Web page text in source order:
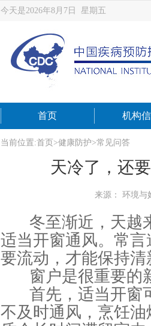
今天是2026年8月7日 星期五
首页 机构
当前位置:首页 >健康防护>常见问答
天冷了，还
来源： 环境与
冬至渐近，天越
适当开窗通风。常
要流动，才能保持清
窗户是很重要的
首先，适当开窗
不及时通风，烹饪